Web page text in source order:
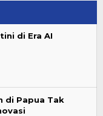
di Era AI
di Papua Tak